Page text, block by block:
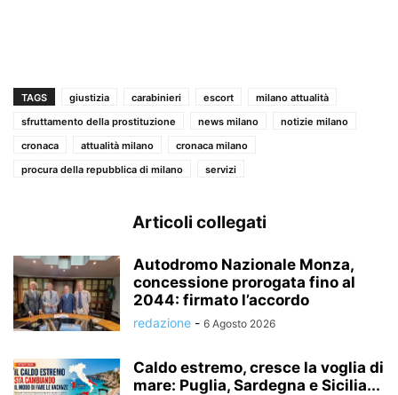
TAGS giustizia carabinieri escort
milano attualità
sfruttamento della prostituzione
news milano
notizie milano
cronaca
attualità milano
cronaca milano
procura della repubblica di milano
servizi
Articoli collegati
Autodromo Nazionale Monza,
concessione prorogata fino al
2044: firmato l’accordo
redazione - 6 Agosto 2026
Caldo estremo, cresce la voglia di
mare: Puglia, Sardegna e Sicilia...